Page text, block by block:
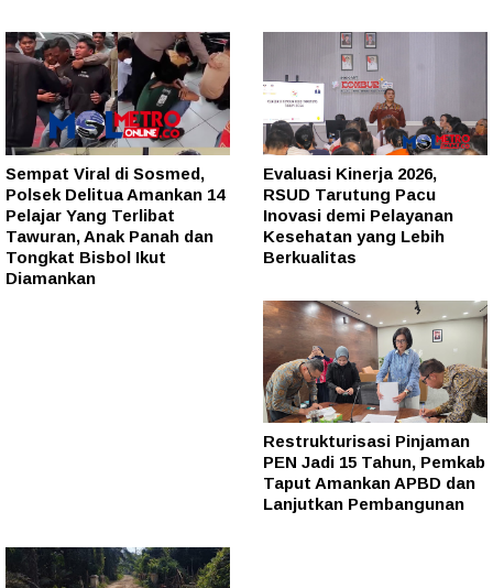
Sempat Viral di Sosmed,
Polsek Delitua Amankan 14
Pelajar Yang Terlibat
Tawuran, Anak Panah dan
Tongkat Bisbol Ikut
Diamankan
Evaluasi Kinerja 2026,
RSUD Tarutung Pacu
Inovasi demi Pelayanan
Kesehatan yang Lebih
Berkualitas
Restrukturisasi Pinjaman
PEN Jadi 15 Tahun, Pemkab
Taput Amankan APBD dan
Lanjutkan Pembangunan